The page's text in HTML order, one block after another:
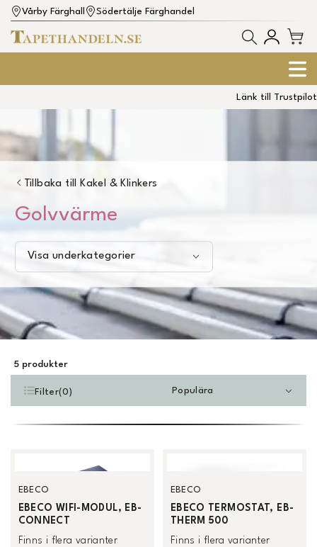
Vårby Färghall Södertälje Färghandel
Länk till Trustpilot
Tillbaka till Kakel & Klinkers
Golvvärme
Visa underkategorier
5 produkter
Filter(0) Populära
EBECO
EBECO WIFI-MODUL, EB-
CONNECT
Finns i flera varianter
EBECO
EBECO TERMOSTAT, EB-
THERM 500
Finns i flera varianter